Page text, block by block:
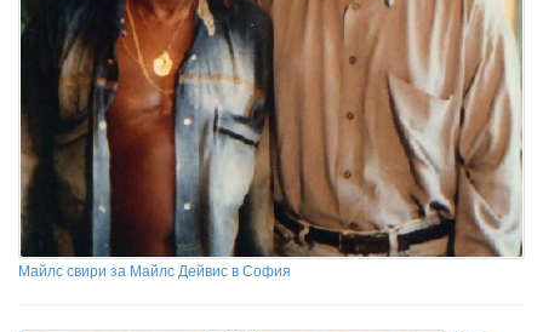
Майлс свири за Майлс Дейвис в София